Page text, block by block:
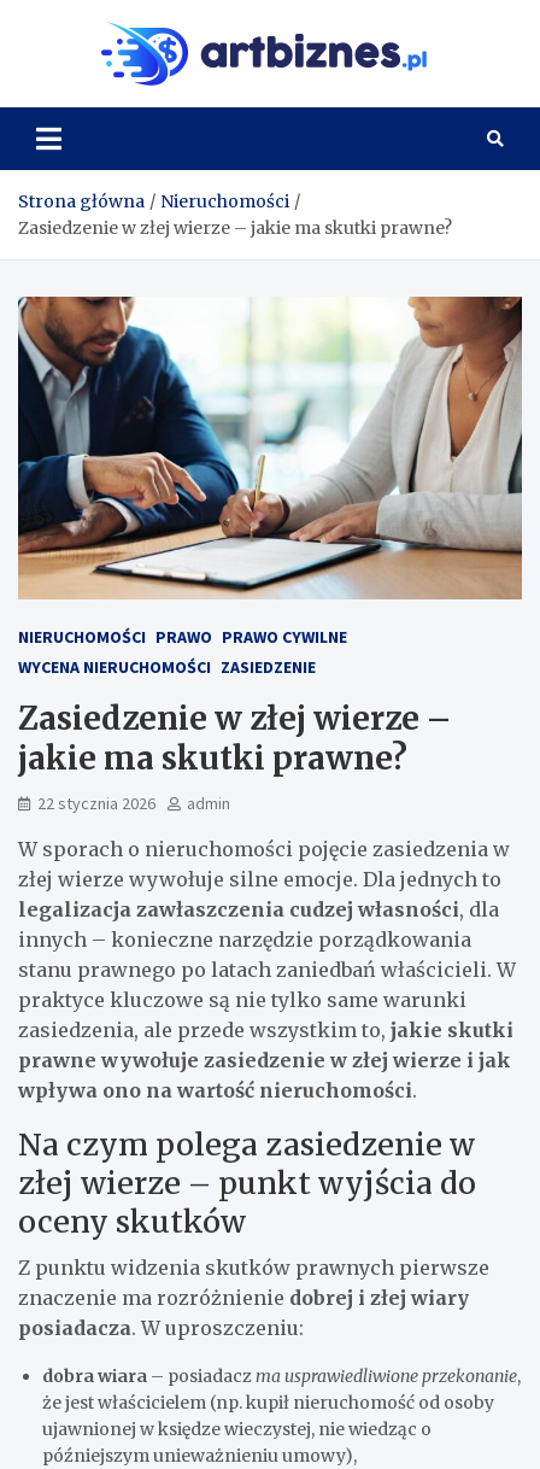
Strona główna
Nieruchomości
Zasiedzenie w złej wierze – jakie ma skutki prawne?
NIERUCHOMOŚCI PRAWO PRAWO CYWILNE
WYCENA NIERUCHOMOŚCI ZASIEDZENIE
Zasiedzenie w złej wierze –
jakie ma skutki prawne?
22 stycznia 2026 admin
W sporach o nieruchomości pojęcie zasiedzenia w
złej wierze wywołuje silne emocje. Dla jednych to
legalizacja zawłaszczenia cudzej własności, dla
innych – konieczne narzędzie porządkowania
stanu prawnego po latach zaniedbań właścicieli. W
praktyce kluczowe są nie tylko same warunki
zasiedzenia, ale przede wszystkim to, jakie skutki
prawne wywołuje zasiedzenie w złej wierze i jak
wpływa ono na wartość nieruchomości.
Na czym polega zasiedzenie w
złej wierze – punkt wyjścia do
oceny skutków
Z punktu widzenia skutków prawnych pierwsze
znaczenie ma rozróżnienie dobrej i złej wiary
posiadacza. W uproszczeniu:
dobra wiara – posiadaczma usprawiedliwione przekonanie,
że jest właścicielem (np. kupił nieruchomość od osoby
ujawnionej w księdze wieczystej, nie wiedząc o
późniejszym unieważnieniu umowy),